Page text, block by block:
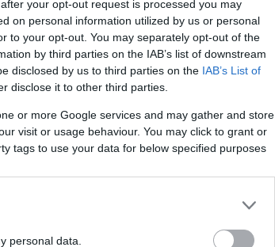
your opt-out request is processed you may
on personal information utilized by us or personal
to your opt-out. You may separately opt-out of the
by third parties on the IAB’s list of downstream
disclosed by us to third parties on the IAB’s List of
disclose it to other third parties.
or more Google services and may gather and store
visit or usage behaviour. You may click to grant or
tags to use your data for below specified purposes
personal data.